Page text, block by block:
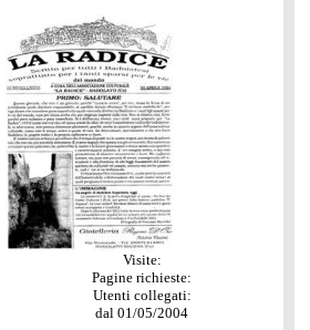
Visite:
Pagine richieste:
Utenti collegati:
dal 01/05/2004